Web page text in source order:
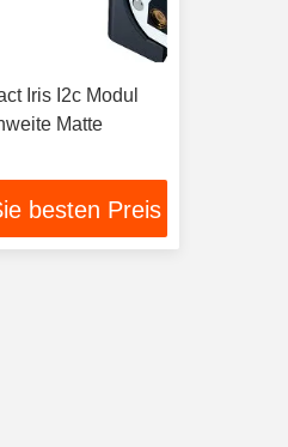
Iris I2c Modul
Matte
besten Preis